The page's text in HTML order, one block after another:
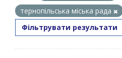
тернопільська міська рада
Фільтрувати результати